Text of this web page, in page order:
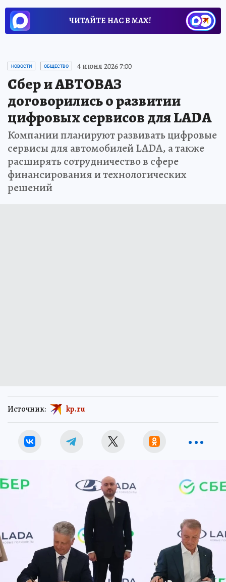
ЧИТАЙТЕ НАС В МАХ!
НОВОСТИ ОБЩЕСТВО 4 июня 2026 7:00
Сбер и АВТОВАЗ
договорились о развитии
цифровых сервисов для LADA
Компании планируют развивать цифровые
сервисы для автомобилей LADA, а также
расширять сотрудничество в сфере
финансирования и технологических
решений
Источник: kp.ru